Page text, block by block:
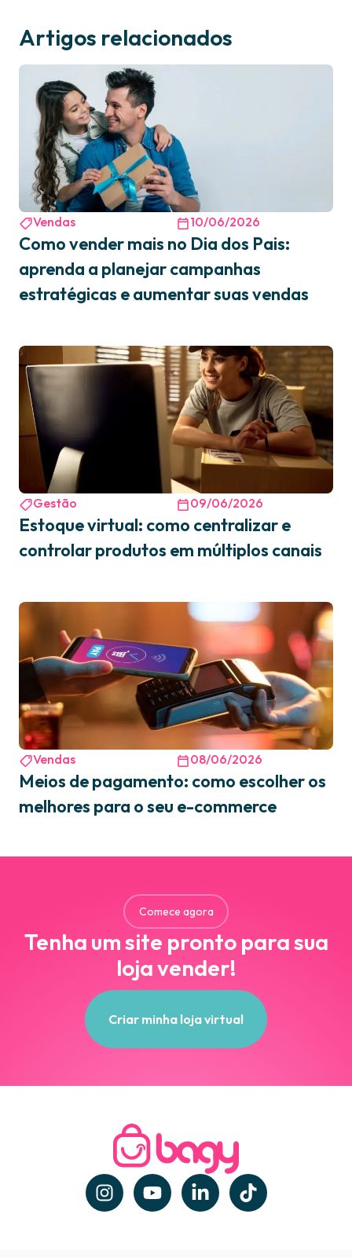
Artigos relacionados
Vendas 10/06/2026
Como vender mais no Dia dos Pais:
aprenda a planejar campanhas
estratégicas e aumentar suas vendas
Gestão 09/06/2026
Estoque virtual: como centralizar e
controlar produtos em múltiplos canais
Vendas 08/06/2026
Meios de pagamento: como escolher os
melhores para o seu e-commerce
Comece agora
Tenha um site pronto para sua
loja vender!
Criar minha loja virtual